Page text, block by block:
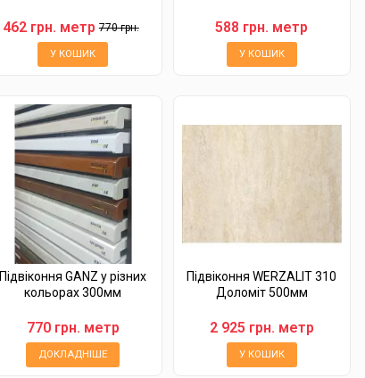
462 грн. метр770 грн.
У КОШИК
588 грн. метр
У КОШИК
Підвіконня GANZ у різних
кольорах 300мм
770 грн. метр
ДОКЛАДНІШЕ
Підвіконня WERZALIT 310
Доломіт 500мм
2 925 грн. метр
У КОШИК